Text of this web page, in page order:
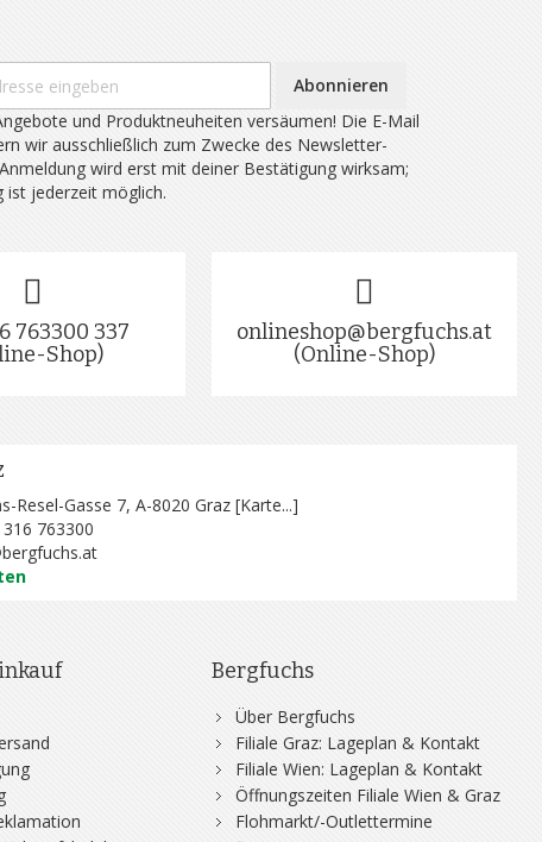
Abonnieren
und Produktneuheiten versäumen! Die E-Mail
wir ausschließlich zum Zwecke des Newsletter-
wird erst mit deiner Bestätigung wirksam;
ist jederzeit möglich.
763300 337
Shop)
onlineshop@bergfuchs.at
(Online-Shop)
Resel-Gasse 7, A-8020 Graz [Karte...]
763300
Bergfuchs
Über Bergfuchs
Filiale Graz: Lageplan & Kontakt
Filiale Wien: Lageplan & Kontakt
Öffnungszeiten Filiale Wien & Graz
Flohmarkt/-Outlettermine